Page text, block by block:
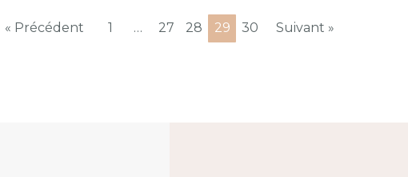
« Précédent 1 … 27 28 29 30 Suivant »